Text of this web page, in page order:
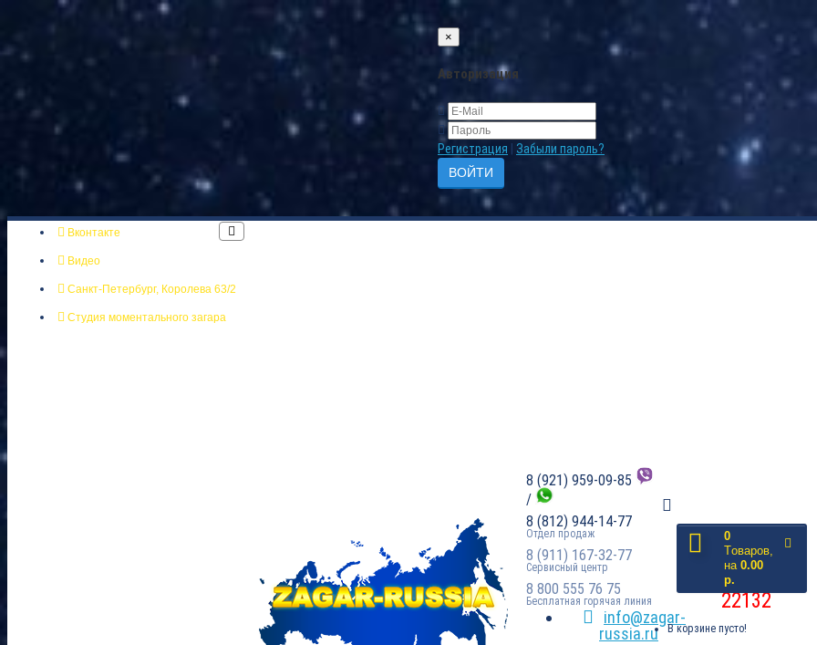
×
Авторизация
Регистрация Забыли пароль?
Вконтакте
Видео
Санкт-Петербург, Королева 63/2
Студия моментального загара
8 (921) 959-09-85
/
8 (812) 944-14-77
Отдел продаж
8 (911) 167-32-77
Сервисный центр
8 800 555 76 75
Бесплатная горячая линия
info@zagar-
russia.ru
доставлено
заказов:
22132
0
Tоваров,
на 0.00
р.
В корзине пусто!